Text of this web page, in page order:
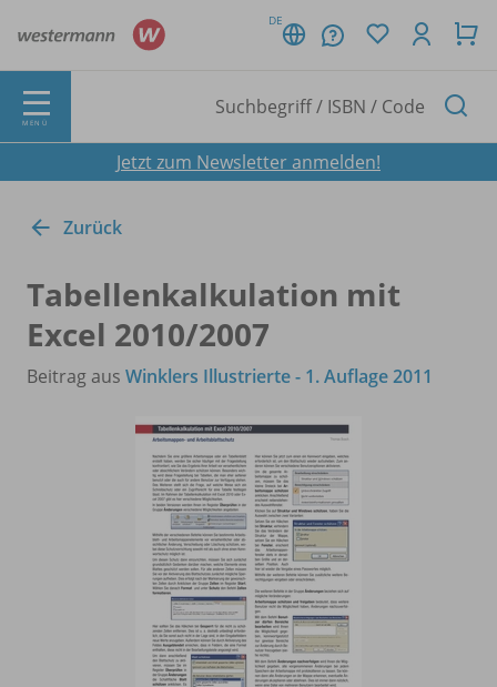
DE
MENÜ
Jetzt zum Newsletter anmelden!
Zurück
Tabellenkalkulation mit
Excel 2010/2007
Beitrag aus Winklers Illustrierte - 1. Auflage 2011